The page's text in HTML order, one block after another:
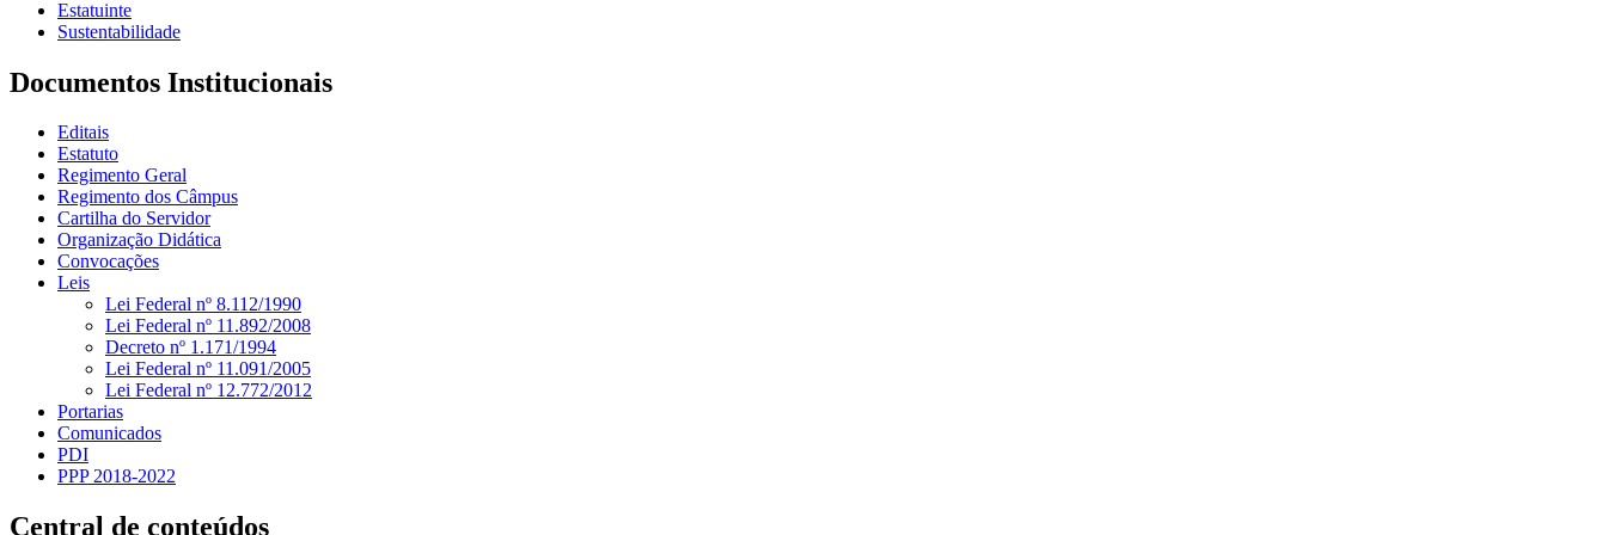
Estatuinte
Sustentabilidade
Documentos Institucionais
Editais
Estatuto
Regimento Geral
Regimento dos Câmpus
Cartilha do Servidor
Organização Didática
Convocações
Leis
Lei Federal nº 8.112/1990
Lei Federal nº 11.892/2008
Decreto nº 1.171/1994
Lei Federal nº 11.091/2005
Lei Federal nº 12.772/2012
Portarias
Comunicados
PDI
PPP 2018-2022
Central de conteúdos